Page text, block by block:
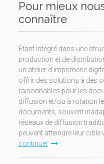
Pour mieux
connaître
Étant intégré dans une
production et de
un atelier d'imprimerie
offrir des solutions à des
raisonnables pour les
diffusion et/ou à rotation
documents, souvent
réseaux de diffusion
peuvent atteindre leur cible
continuer